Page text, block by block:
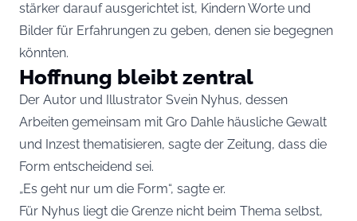
stärker darauf ausgerichtet ist, Kindern Worte und
Bilder für Erfahrungen zu geben, denen sie begegnen
könnten.
Hoffnung bleibt zentral
Der Autor und Illustrator Svein Nyhus, dessen
Arbeiten gemeinsam mit Gro Dahle häusliche Gewalt
und Inzest thematisieren, sagte der Zeitung, dass die
Form entscheidend sei.
„Es geht nur um die Form“, sagte er.
Für Nyhus liegt die Grenze nicht beim Thema selbst,